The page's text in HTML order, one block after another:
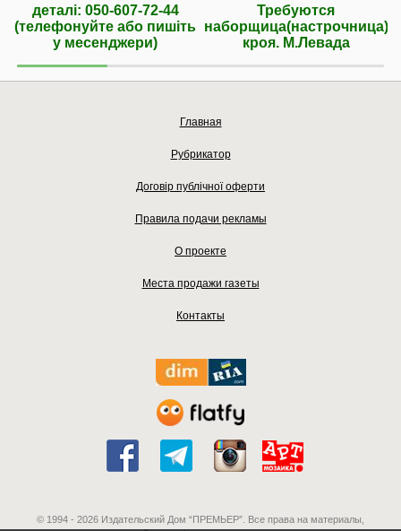
деталі: 050-607-72-44
(телефонуйте або пишіть
у месенджери)
Требуются
наборщица(настрочница)
кроя. М.Левада
Главная
Рубрикатор
Договір публічної оферти
Правила подачи рекламы
О проекте
Места продажи газеты
Контакты
© 1994 - 2026 Издательский Дом “ПРЕМЬЕР”. Все права на материалы,